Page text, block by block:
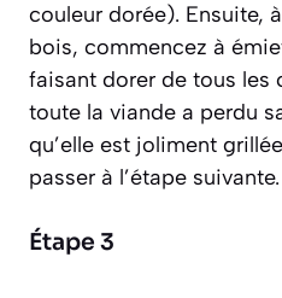
couleur dorée). Ensuite,
bois, commencez à
faisant dorer de tous les
toute la viande a perdu
qu’elle est joliment
passer à l’étape suivante.
Étape 3